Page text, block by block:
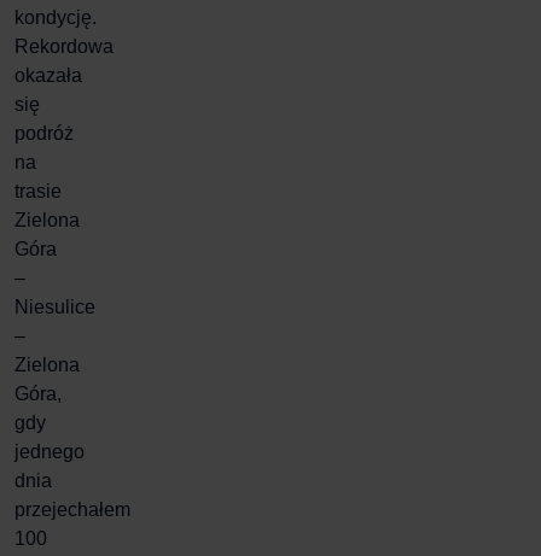
kondycję.
Rekordowa
okazała
się
podróż
na
trasie
Zielona
Góra
–
Niesulice
–
Zielona
Góra,
gdy
jednego
dnia
przejechałem
100